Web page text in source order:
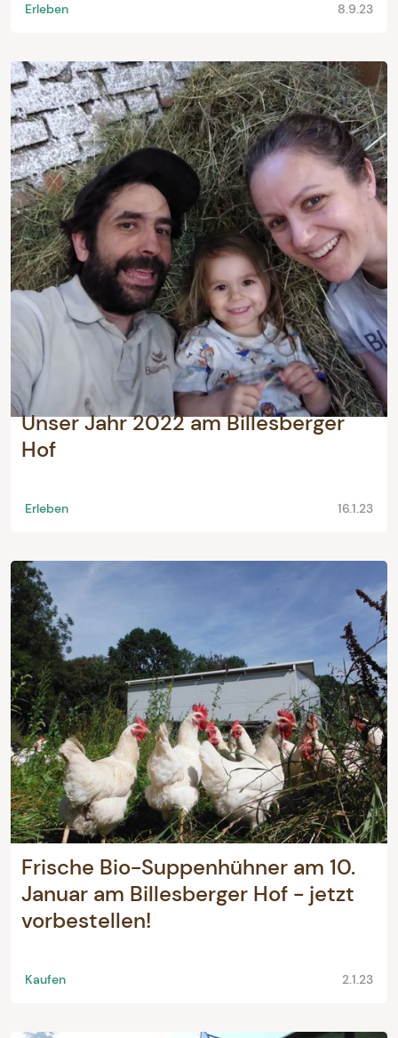
Erleben 8.9.23
Unser Jahr 2022 am Billesberger
Hof
Erleben 16.1.23
Frische Bio-Suppenhühner am 10.
Januar am Billesberger Hof - jetzt
vorbestellen!
Kaufen 2.1.23